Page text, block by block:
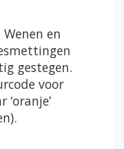
Wenen en
gestegen.
voor
‘oranje’